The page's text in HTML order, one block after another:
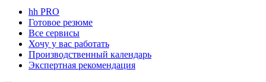
hh PRO
Готовое резюме
Все сервисы
Хочу у вас работать
Производственный календарь
Экспертная рекомендация